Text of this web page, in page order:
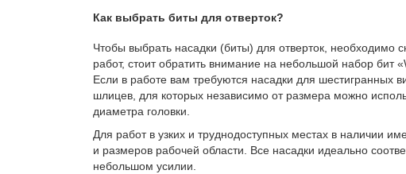
Как выбрать биты для отверток?
Чтобы выбрать насадки (биты) для отверток,
работ, стоит обратить внимание на небольшой набор
Если в работе вам требуются насадки для шестигранных
шлицев, для которых независимо от размера можно
диаметра головки.
Для работ в узких и труднодоступных местах в наличии
и размеров рабочей области. Все насадки идеально
небольшом усилии.